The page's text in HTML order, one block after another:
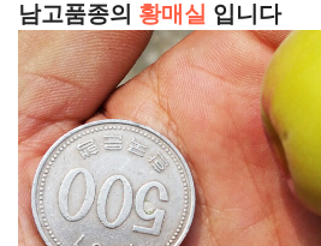
남고품종의 황매실 입니다